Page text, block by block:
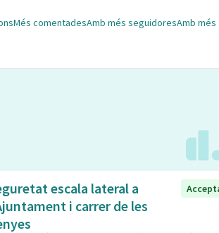
Més comentadesAmb més seguidoresAmb
escala lateral a
i carrer de les